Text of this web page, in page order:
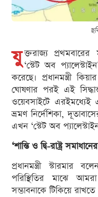
যু ক্তরাজ্য
‘স্টেট অব
করেছে। প্রধানমন্ত্রী
ঘোষণার পরই এই
ওয়েবসাইটে এরইমধ্যেই
ভ্রমণ নির্দেশিকা,
এখন ‘স্টেট অব
‘শান্তি ও দ্বি-রাষ্ট্র
প্রধানমন্ত্রী স্টারমার
পরিস্থিতির মাঝে আমরা
সম্ভাবনাকে টিকিয়ে